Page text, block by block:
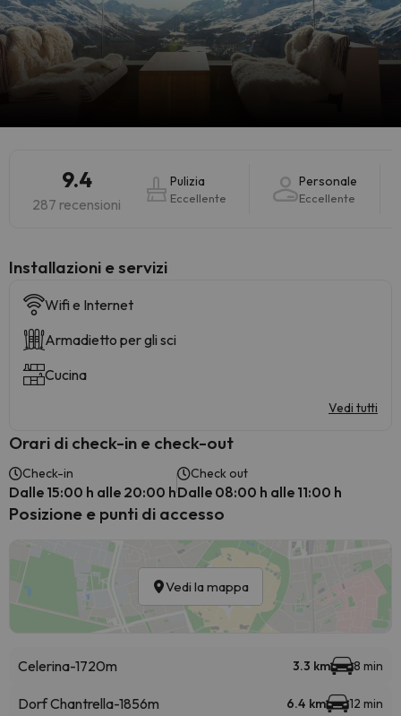
9.4
287 recensioni
Pulizia
Eccellente
Personale
Eccellente
Installazioni e servizi
Wifi e Internet
Armadietto per gli sci
Cucina
Vedi tutti
Orari di check-in e check-out
Check-in
Dalle 15:00 h alle 20:00 h
Check out
Dalle 08:00 h alle 11:00 h
Posizione e punti di accesso
Vedi la mappa
Celerina-1720m 3.3 km 8 min
Dorf Chantrella-1856m 6.4 km 12 min